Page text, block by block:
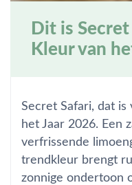
Dit is
Kleur van
Secret Safari, dat
het Jaar 2026. Een
verfrissende
trendkleur brengt
zonnige ondertoon